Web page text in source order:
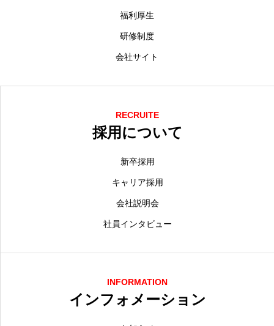
福利厚生
研修制度
会社サイト
RECRUITE
採用について
新卒採用
キャリア採用
会社説明会
社員インタビュー
INFORMATION
インフォメーション